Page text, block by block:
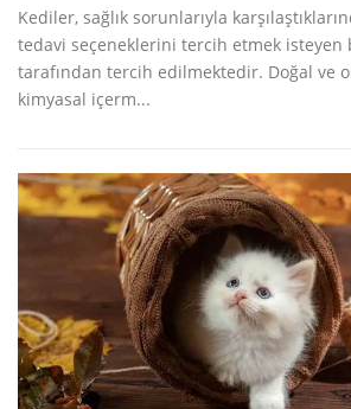
Kediler, sağlık sorunlarıyla
tedavi seçeneklerini tercih etmek isteyen
tarafından tercih edilmektedir. Doğal ve
kimyasal içerm...